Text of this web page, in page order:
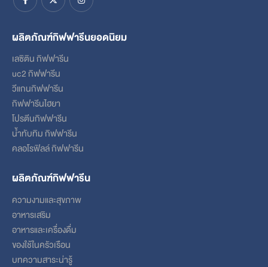
ผลิตภัณฑ์กิฟฟารีนยอดนิยม
เลซิติน กิฟฟารีน
uc2 กิฟฟารีน
วีแกนกิฟฟารีน
กิฟฟารีนไฮยา
โปรตีนกิฟฟารีน
น้ำทับทิม กิฟฟารีน
คลอโรฟิลล์ กิฟฟารีน
ผลิตภัณฑ์กิฟฟารีน
ความงามและสุขภาพ
อาหารเสริม
อาหารและเครื่องดื่ม
ของใช้ในครัวเรือน
บทความสาระน่ารู้